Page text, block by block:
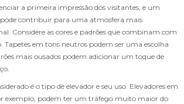
a primeira impressão dos visitantes, e um
contribuir para uma atmosfera mais
Considere as cores e padrões que combinam com
Tapetes em tons neutros podem ser uma escolha
mais ousados podem adicionar um toque de
é o tipo de elevador e seu uso. Elevadores em
exemplo, podem ter um tráfego muito maior do